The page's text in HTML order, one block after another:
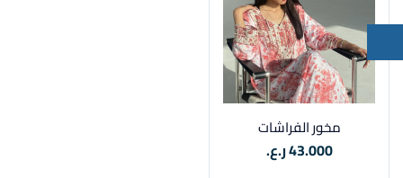
مخور الفراشات
43.000ر.ع.